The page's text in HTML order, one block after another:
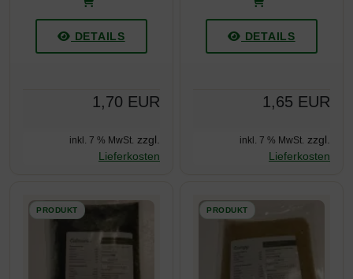
DETAILS
1,70 EUR
inkl. 7 % MwSt. zzgl.
Lieferkosten
DETAILS
1,65 EUR
inkl. 7 % MwSt. zzgl.
Lieferkosten